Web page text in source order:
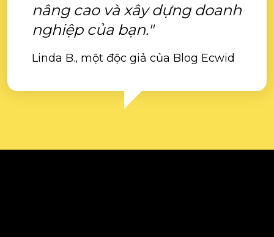
nâng cao và xây dựng doanh
nghiệp của bạn."
Linda B., một độc giả của Blog Ecwid